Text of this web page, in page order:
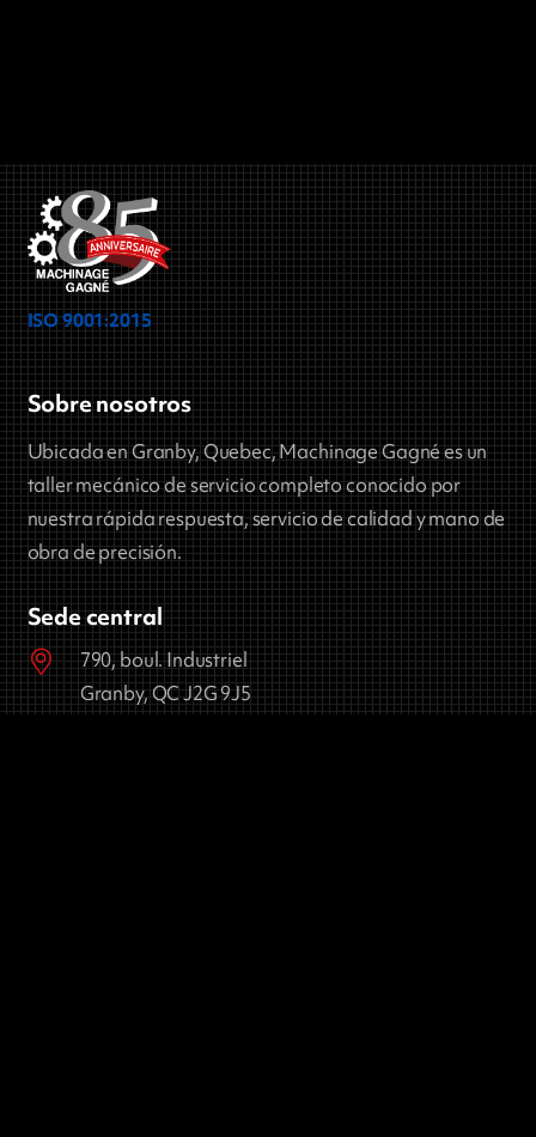
ISO 9001:2015
Sobre nosotros
Ubicada en Granby, Quebec, Machinage Gagné es un
taller mecánico de servicio completo conocido por
nuestra rápida respuesta, servicio de calidad y mano de
obra de precisión.
Sede central
790, boul. Industriel
Granby, QC J2G 9J5